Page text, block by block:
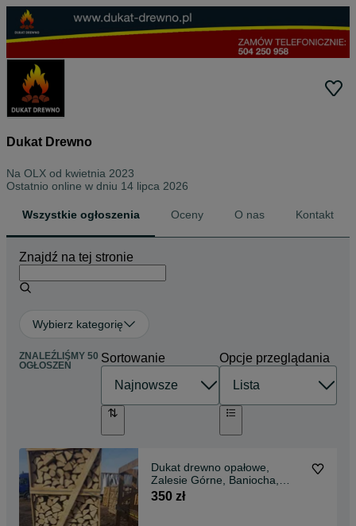
Dukat Drewno
Na OLX od kwietnia 2023
Ostatnio online w dniu 14 lipca 2026
Wszystkie ogłoszenia Oceny O nas Kontakt
Znajdź na tej stronie
Wybierz kategorię
ZNALEŹLIŚMY 50
OGŁOSZEŃ
Sortowanie Opcje przeglądania
Dukat drewno opałowe,
Zalesie Górne, Baniocha,
grab, buk, dąb, brzoza
350 zł